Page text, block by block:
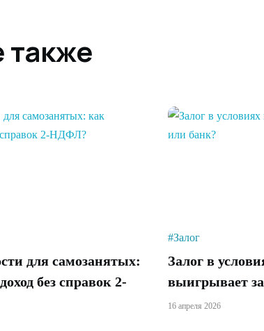
также
для самозанятых:
без справок 2-
#Залог
Залог в
выигрывает
16 апреля 2026